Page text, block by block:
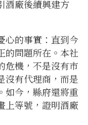
酒廠後續興建方
心的事實：直到今
的問題所在。本社
危機，不是沒有市
沒有代理商，而是
如今，縣府還將重
上等號，證明酒廠